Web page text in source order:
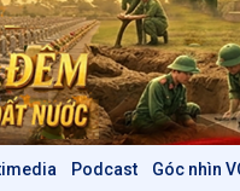
Podcast Góc nhìn